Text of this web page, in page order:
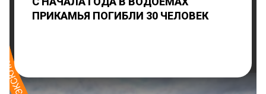
ПРИКАМЬЯ ПОГИБЛИ 30 ЧЕЛОВЕК